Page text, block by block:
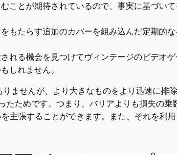
ことが期待されているので、事実に基づい
もたらす追加のカバーを組み込んだ定期的
れる機会を見つけてヴィンテージのビデオ
しれません。
ませんが、より大きなものをより迅速に排
ためです。つまり、バリアよりも損失の
主張することができます。また、それを利